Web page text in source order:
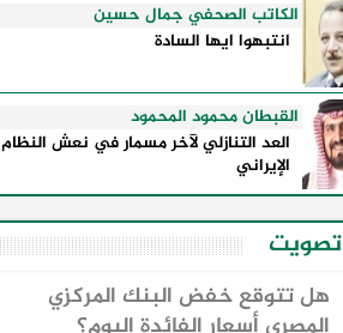
الكاتب الصحفي جمال حسين
انتبهوا ايها السادة
القبطان محمود المحمود
العد التنازلي لآخر مسمار في نعش النظام
الإيراني
تصويت
هل تتوقع خفض البنك المركزي